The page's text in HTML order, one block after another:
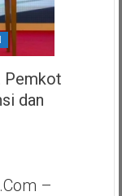
Pemkot
dan
–